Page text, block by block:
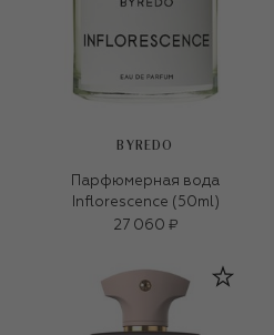
BYREDO
Парфюмерная вода
Inflorescence (50ml)
27 060 ₽